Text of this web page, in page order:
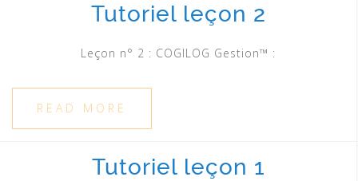
Tutoriel leçon 2
Leçon n° 2 : COGILOG Gestion™ :
READ MORE
Tutoriel leçon 1